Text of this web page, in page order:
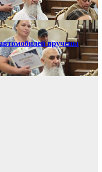
вручены